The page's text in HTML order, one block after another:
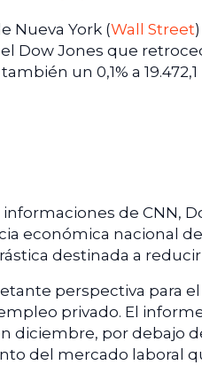
Nueva York (Wall Street
Dow Jones que
un 0,1% a
informaciones de CNN,
económica nacional
destinada a
perspectiva para
privado. El
diciembre, por debajo
del mercado laboral